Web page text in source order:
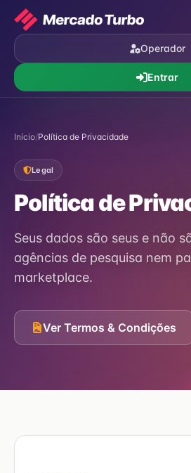
Operador
Entrar
Início/Política de Privacidade
Legal
Política de
Seus dados são seus e não
agências de pesquisa nem
marketplace.
Ver Termos & Condições